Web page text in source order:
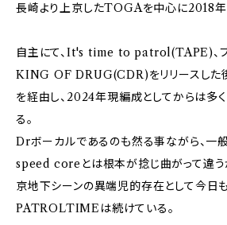
長崎より上京したTOGAを中心に2018年
自主にて、It's time to patrol(TAPE)、
KING OF DRUG(CDR)をリリースした
を経由し、2024年現編成としてからは多
る。
Drボーカルであるのも然る事ながら、一
speed coreとは根本が捻じ曲がって違う
京地下シーンの異端児的存在として今日
PATROLTIMEは続けている。